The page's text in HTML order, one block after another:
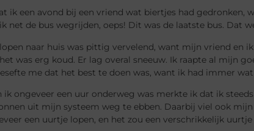
ik een avond bij een vriend wat biertjes had gedronken,
net de bus wegrijden, oeps! Dit was de laatste bus. Dat
naar huis was pittig vervelend, want mijn vriend en
was erg koud. Er lag overal sneeuw. Ik raapte al mijn
me dat het best te doen was, want ik had immer
ik ongeveer een uur onderweg was merkte ik dat ik
uit mijn systeem weg te ebben. Daarbij viel ook
een uurtje lopen, en het zou een verschrikkelijk uurtje